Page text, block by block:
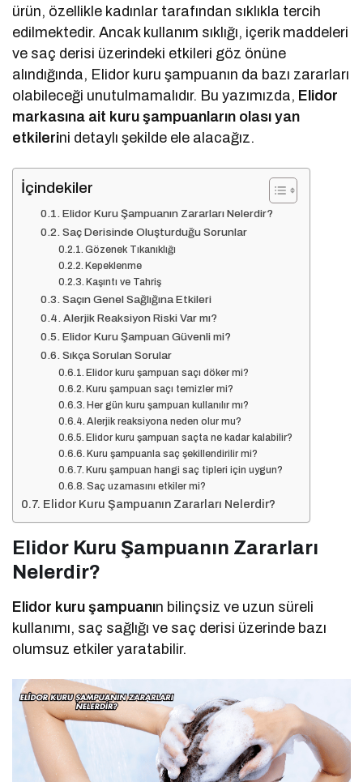
ürün, özellikle kadınlar tarafından sıklıkla tercih
edilmektedir. Ancak kullanım sıklığı, içerik maddeleri
ve saç derisi üzerindeki etkileri göz önüne
alındığında, Elidor kuru şampuanın da bazı zararları
olabileceği unutulmamalıdır. Bu yazımızda, Elidor
markasına ait kuru şampuanların olası yan
etkilerini detaylı şekilde ele alacağız.
İçindekiler
Elidor Kuru Şampuanın Zararları Nelerdir?
Saç Derisinde Oluşturduğu Sorunlar
Gözenek Tıkanıklığı
Kepeklenme
Kaşıntı ve Tahriş
Saçın Genel Sağlığına Etkileri
Alerjik Reaksiyon Riski Var mı?
Elidor Kuru Şampuan Güvenli mi?
Sıkça Sorulan Sorular
Elidor kuru şampuan saçı döker mi?
Kuru şampuan saçı temizler mi?
Her gün kuru şampuan kullanılır mı?
Alerjik reaksiyona neden olur mu?
Elidor kuru şampuan saçta ne kadar kalabilir?
Kuru şampuanla saç şekillendirilir mi?
Kuru şampuan hangi saç tipleri için uygun?
Saç uzamasını etkiler mi?
Elidor Kuru Şampuanın Zararları Nelerdir?
Elidor Kuru Şampuanın Zararları
Nelerdir?
Elidor kuru şampuanın bilinçsiz ve uzun süreli
kullanımı, saç sağlığı ve saç derisi üzerinde bazı
olumsuz etkiler yaratabilir.